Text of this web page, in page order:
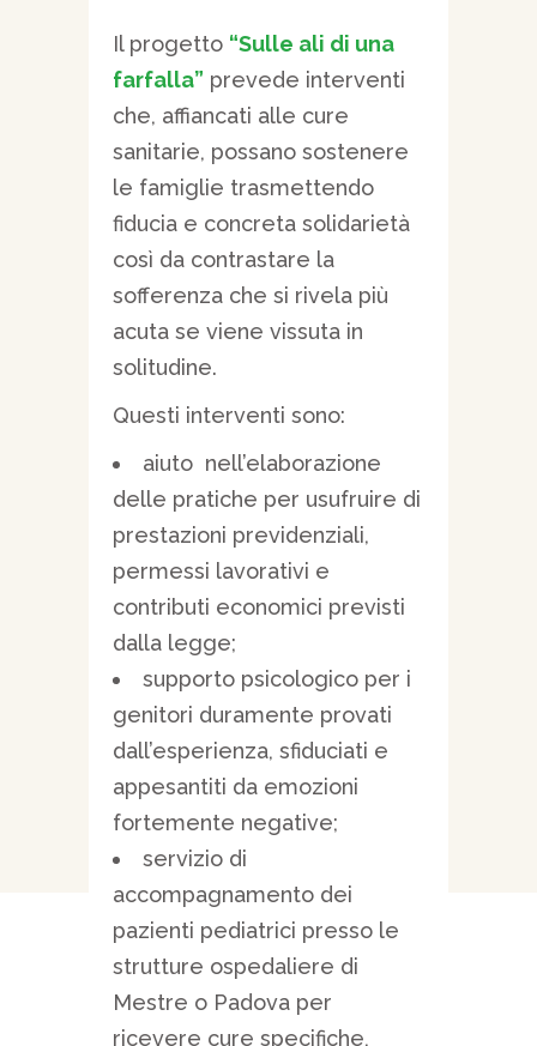
Il progetto “Sulle ali di una
farfalla” prevede interventi
che, affiancati alle cure
sanitarie, possano sostenere
le famiglie trasmettendo
fiducia e concreta solidarietà
così da contrastare la
sofferenza che si rivela più
acuta se viene vissuta in
solitudine.
Questi interventi sono:
aiuto nell’elaborazione
delle pratiche per usufruire di
prestazioni previdenziali,
permessi lavorativi e
contributi economici previsti
dalla legge;
supporto psicologico per i
genitori duramente provati
dall’esperienza, sfiduciati e
appesantiti da emozioni
fortemente negative;
servizio di
accompagnamento dei
pazienti pediatrici presso le
strutture ospedaliere di
Mestre o Padova per
ricevere cure specifiche,